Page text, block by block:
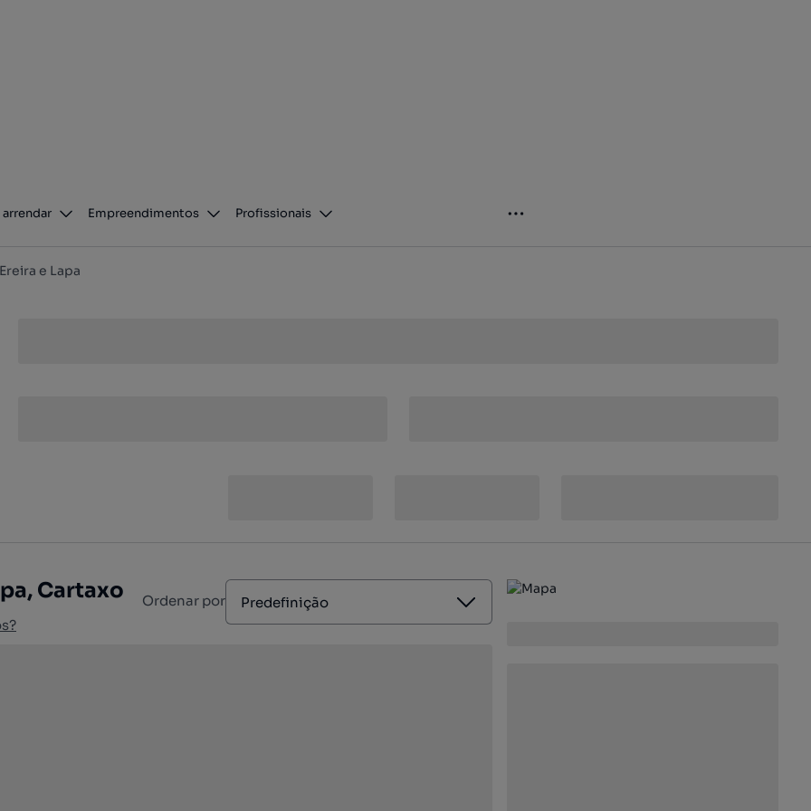
arrendar Empreendimentos Profissionais
Ereira e Lapa
Cartaxo Ordenar por Predefinição